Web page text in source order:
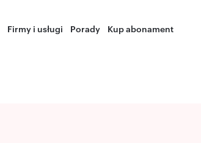
Firmy i usługi Porady Kup abonament